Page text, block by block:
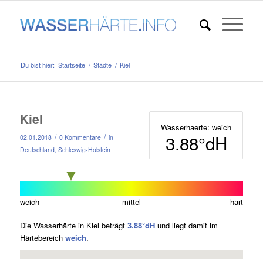
Du bist hier: Startseite / Städte / Kiel
Wasserhaerte: weich
3.88°dH
Kiel
02.01.2018 / 0 Kommentare / in
Deutschland, Schleswig-Holstein
weich mittel hart
Die Wasserhärte in Kiel beträgt 3.88°dHund liegt damit im
Härtebereich weich.